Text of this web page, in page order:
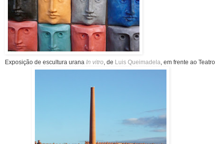
Exposição de escultura urana In vitro, de Luis Queimadela, em frente ao Teatro